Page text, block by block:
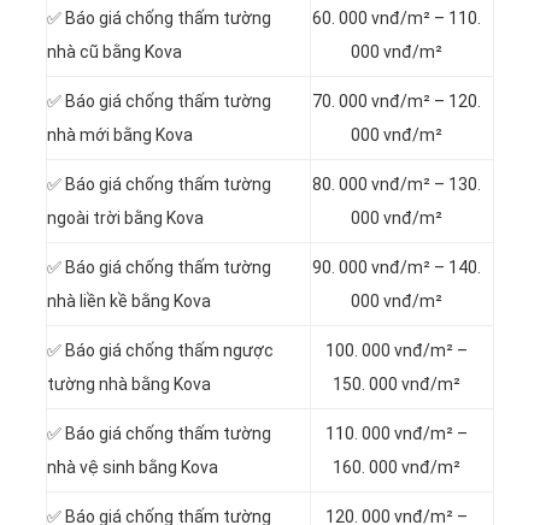
✅ Báo giá chống thấm tường
nhà cũ bằng Kova
60. 000 vnđ/m² – 110.
000 vnđ/m²
✅ Báo giá chống thấm tường
nhà mới bằng Kova
70. 000 vnđ/m² – 120.
000 vnđ/m²
✅ Báo giá chống thấm tường
ngoài trời bằng Kova
80. 000 vnđ/m² – 130.
000 vnđ/m²
✅ Báo giá chống thấm tường
nhà liền kề bằng Kova
90. 000 vnđ/m² – 140.
000 vnđ/m²
✅ Báo giá chống thấm ngược
tường nhà bằng Kova
100. 000 vnđ/m² –
150. 000 vnđ/m²
✅ Báo giá chống thấm tường
nhà vệ sinh bằng Kova
110. 000 vnđ/m² –
160. 000 vnđ/m²
✅ Báo giá chống thấm tường 120. 000 vnđ/m² –